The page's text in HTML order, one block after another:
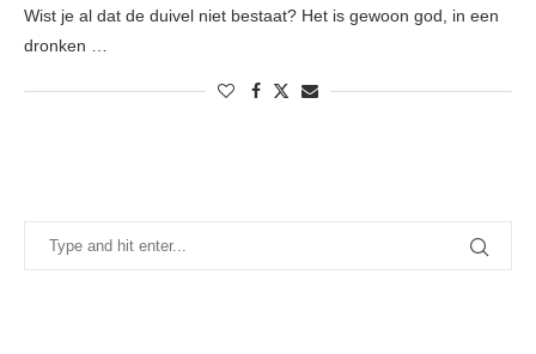
Wist je al dat de duivel niet bestaat? Het is gewoon god, in een
dronken …